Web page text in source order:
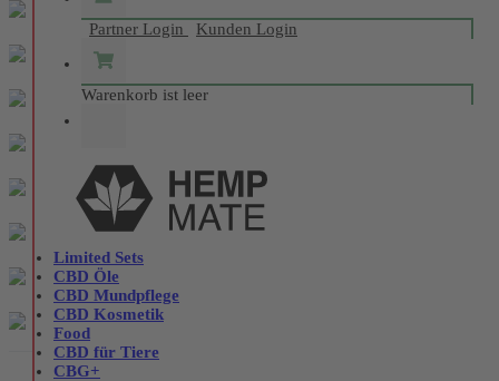
Partner Login Kunden Login
Warenkorb ist leer
Limited Sets
CBD Öle
CBD Mundpflege
CBD Kosmetik
Food
CBD für Tiere
CBG+